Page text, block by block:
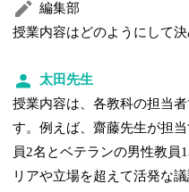
編集部
授業内容はどのようにして
太田先生
授業内容は、各教科の担当
す。例えば、齋藤先生が担
員2名とベテランの男性教員
リアや立場を超えて活発な